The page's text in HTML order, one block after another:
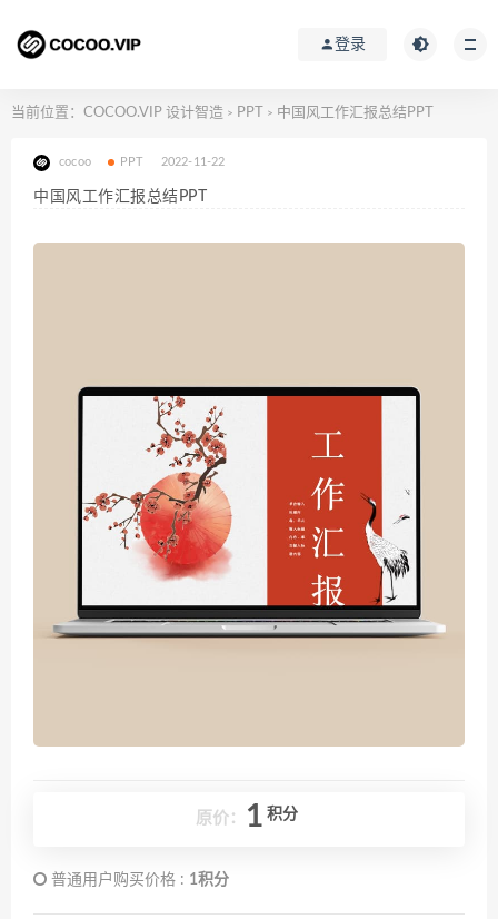
登录
当前位置： COCOO.VIP 设计智造 > PPT > 中国风工作汇报总结PPT
cocoo PPT 2022-11-22
中国风工作汇报总结PPT
原价： 1 积分
普通用户购买价格 : 1积分